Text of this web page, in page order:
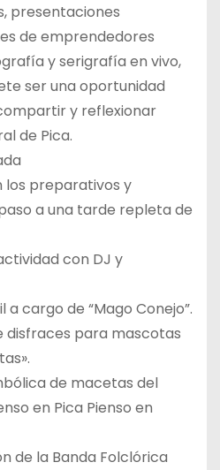
presentaciones
de emprendedores
y serigrafía en vivo,
ser una oportunidad
y reflexionar
de Pica.
los preparativos y
a una tarde repleta de
con DJ y
a cargo de “Mago Conejo”.
disfraces para mascotas
de macetas del
en Pica Pienso en
de la Banda Folclórica